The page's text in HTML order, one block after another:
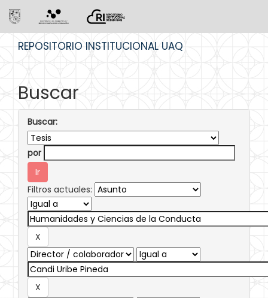
REPOSITORIO INSTITUCIONAL UAQ
Buscar
Buscar:
por
Filtros actuales: